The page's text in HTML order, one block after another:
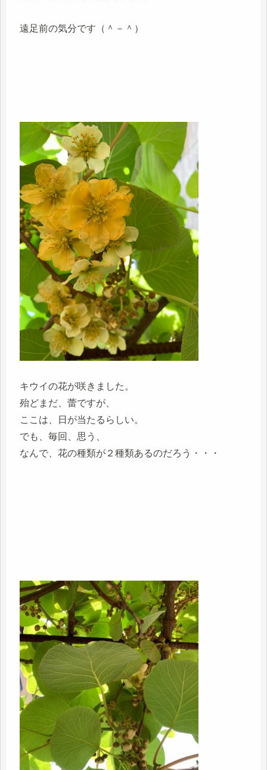
遠足前の気分です（＾－＾）
キウイの花が咲きました。
殆どまだ、蕾ですが、
ここは、日が当たるらしい。
でも、毎回、思う、
なんで、花の種類が２種類あるのだろう・・・